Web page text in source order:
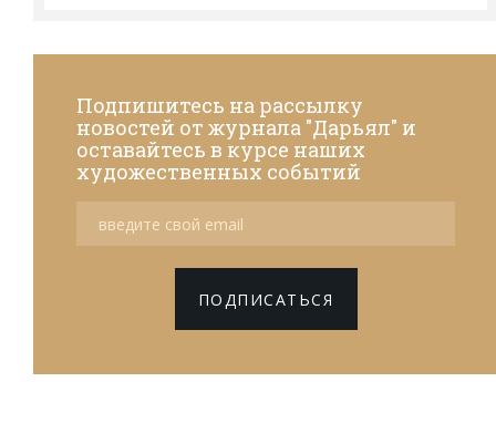
Подпишитесь на рассылку
новостей от журнала "Дарьял" и
оставайтесь в курсе наших
художественных событий
ПОДПИСАТЬСЯ